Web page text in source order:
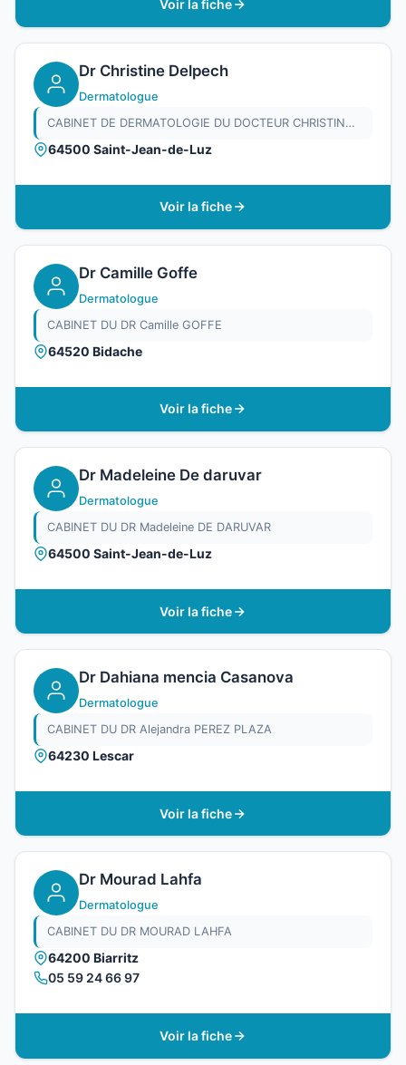
Voir la fiche
Dr Christine Delpech
Dermatologue
CABINET DE DERMATOLOGIE DU DOCTEUR CHRISTINE DELPECH
64500 Saint-Jean-de-Luz
Voir la fiche
Dr Camille Goffe
Dermatologue
CABINET DU DR Camille GOFFE
64520 Bidache
Voir la fiche
Dr Madeleine De daruvar
Dermatologue
CABINET DU DR Madeleine DE DARUVAR
64500 Saint-Jean-de-Luz
Voir la fiche
Dr Dahiana mencia Casanova
Dermatologue
CABINET DU DR Alejandra PEREZ PLAZA
64230 Lescar
Voir la fiche
Dr Mourad Lahfa
Dermatologue
CABINET DU DR MOURAD LAHFA
64200 Biarritz
05 59 24 66 97
Voir la fiche